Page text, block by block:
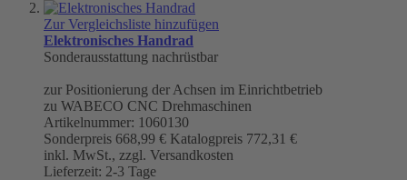
Zur Vergleichsliste hinzufügen
Elektronisches Handrad
Sonderausstattung nachrüstbar
zur Positionierung der Achsen im Einrichtbetrieb
zu WABECO CNC Drehmaschinen
Artikelnummer: 1060130
Sonderpreis 668,99 € Katalogpreis 772,31 €
inkl. MwSt., zzgl. Versandkosten
Lieferzeit: 2-3 Tage